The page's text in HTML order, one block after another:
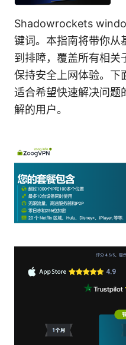
Shadowrockets
键词。本指南将带你从
到排障，覆盖所有相关
保持安全上网体验。下
适合希望快速解决问题
解的用户。